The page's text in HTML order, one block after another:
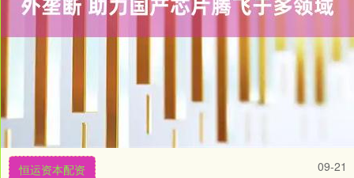
恒运资本配资 09-21